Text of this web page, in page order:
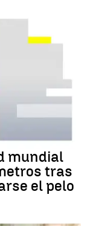
mundial
tras
el pelo